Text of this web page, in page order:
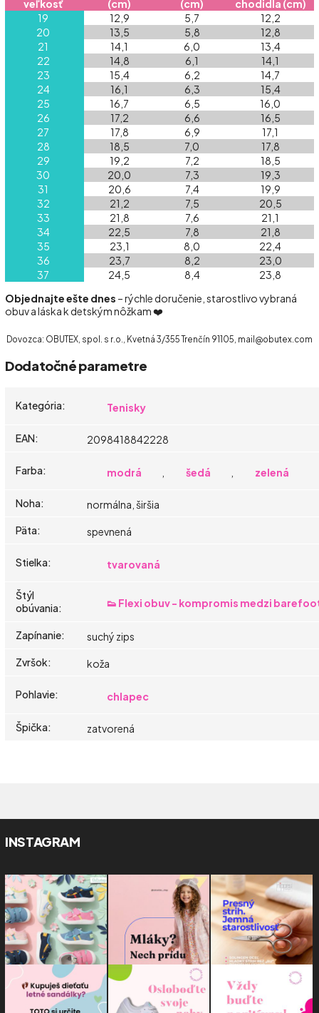
veľkosť (cm) (cm)
chodidla (cm)
19
12,9 5,7
12,2
20
13,5 5,8
12,8
21
14,1 6,0
13,4
22
14,8 6,1
14,1
23
15,4 6,2
14,7
24
16,1 6,3
15,4
25
16,7 6,5
16,0
26
17,2 6,6
16,5
27
17,8 6,9
17,1
28
18,5 7,0
17,8
29
19,2 7,2
18,5
30
20,0 7,3
19,3
31
20,6 7,4
19,9
32
21,2 7,5
20,5
33
21,8 7,6
21,1
34
22,5 7,8
21,8
35
23,1 8,0
22,4
36
23,7 8,2
23,0
37
24,5 8,4
23,8
Objednajte ešte dnes – rýchle doručenie, starostlivo vybraná
obuv a láska k detským nôžkam ❤️
Dovozca: OBUTEX, spol. s r.o., Kvetná 3/355 Trenčín 91105, mail@obutex.com
Dodatočné parametre
Kategória: Tenisky
EAN: 2098418842228
Farba: modrá šedá zelená
Noha:
normálna, širšia
Päta: spevnená
Stielka: tvarovaná
Štýl
obúvania: 👟 Flexi obuv - kompromis medzi
Zapínanie:
suchý zips
Zvršok: koža
Pohlavie: chlapec
Špička: zatvorená
INSTAGRAM